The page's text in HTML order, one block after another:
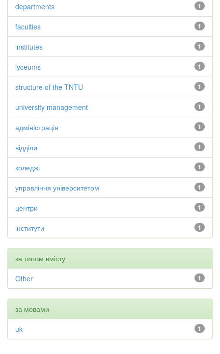
1
departments
1
faculties
1
institutes
1
lyceums
1
structure of the TNTU
1
university management
1
адміністрація
1
відділи
1
коледжі
1
управління університетом
1
центри
1
інститути
за типом вмісту
1
Other
за мовами
1
uk